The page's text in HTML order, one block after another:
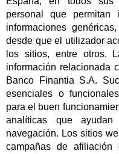
personal que permitan
informaciones
desde que el utilizador
los sitios, entre otros.
información relacionada
Banco Finantia S.A.
esenciales o
para el buen
analíticas que
navegación. Los sitios
campañas de